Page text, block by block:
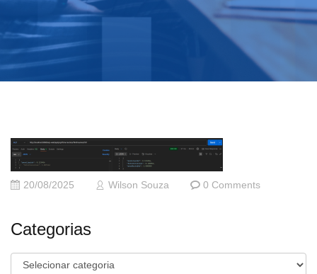
20/08/2025 Wilson Souza 0 Comments
Categorias
Categorias